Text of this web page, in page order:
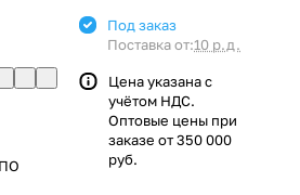
Под заказ
Поставка от:10 р.д.
Цена указана с
учётом НДС.
Оптовые цены при
заказе от 350 000
руб.